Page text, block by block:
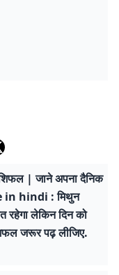
| जाने अपना दैनिक
in hindi : मिथुन
रहेगा लेकिन दिन को
जरूर पढ़ लीजिए.